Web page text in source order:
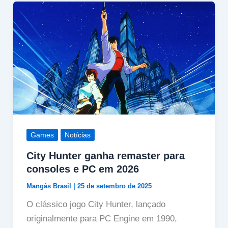
Games Notícias
City Hunter ganha remaster para
consoles e PC em 2026
Mangás Brasil | 25 de setembro de 2025
O clássico jogo City Hunter, lançado
originalmente para PC Engine em 1990,